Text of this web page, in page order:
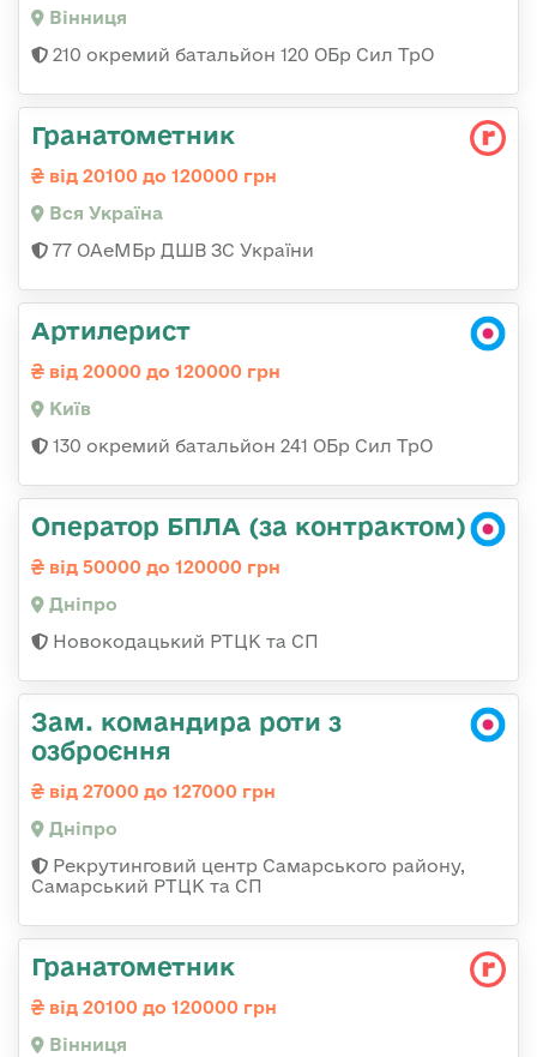
Вінниця
210 окремий батальйон 120 ОБр Сил ТрО
Гранатометник
від 20100 до 120000 грн
Вся Україна
77 ОАеМБр ДШВ ЗС України
Артилерист
від 20000 до 120000 грн
Київ
130 окремий батальйон 241 ОБр Сил ТрО
Оператор БПЛА (за контрактом)
від 50000 до 120000 грн
Дніпро
Новокодацький РТЦК та СП
Зам. командира роти з
озброєння
від 27000 до 127000 грн
Дніпро
Рекрутинговий центр Самарського району,
Самарський РТЦК та СП
Гранатометник
від 20100 до 120000 грн
Вінниця